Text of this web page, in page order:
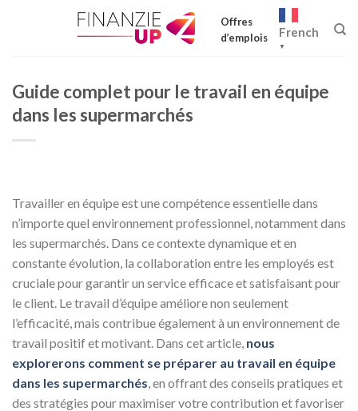
Offres
d’emplois
French
▼
Guide complet pour le travail en équipe
dans les supermarchés
Travailler en équipe est une compétence essentielle dans
n’importe quel environnement professionnel, notamment dans
les supermarchés. Dans ce contexte dynamique et en
constante évolution, la collaboration entre les employés est
cruciale pour garantir un service efficace et satisfaisant pour
le client. Le travail d’équipe améliore non seulement
l’efficacité, mais contribue également à un environnement de
travail positif et motivant. Dans cet article, nous
explorerons comment se préparer au travail en équipe
dans les supermarchés, en offrant des conseils pratiques et
des stratégies pour maximiser votre contribution et favoriser